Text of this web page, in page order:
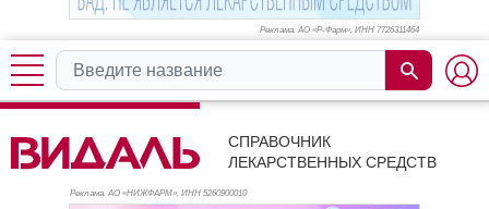
Реклама. АО «Р-Фарм», ИНН 7726311464
СПРАВОЧНИК
ЛЕКАРСТВЕННЫХ СРЕДСТВ
Реклама. АО «НИЖФАРМ», ИНН 5260900010